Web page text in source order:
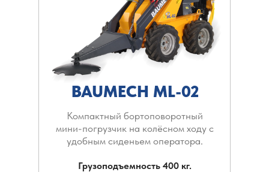
Компактный бортоповоротный
мини-погрузчик на колёсном ходу с
удобным сиденьем оператора.
BAUMECH ML-02
Грузоподъемность 400 кг.